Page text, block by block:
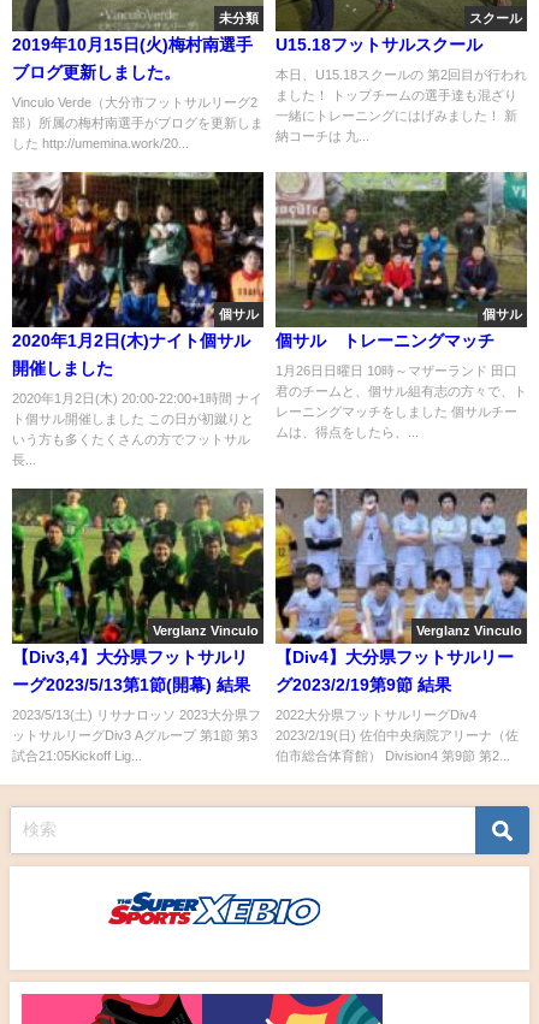
未分類
2019年10月15日(火)梅村南選手
ブログ更新しました。
Vinculo Verde（大分市フットサルリーグ2
部）所属の梅村南選手がブログを更新しま
した http://umemina.work/20...
スクール
U15.18フットサルスクール
本日、U15.18スクールの 第2回目が行われ
ました！ トップチームの選手達も混ざり
一緒にトレーニングにはげみました！ 新
納コーチは 九...
個サル
2020年1月2日(木)ナイト個サル
開催しました
2020年1月2日(木) 20:00-22:00+1時間 ナイ
ト個サル開催しました この日が初蹴りと
いう方も多くたくさんの方でフットサル
長...
個サル
個サル トレーニングマッチ
1月26日日曜日 10時～マザーランド 田口
君のチームと、個サル組有志の方々で、ト
レーニングマッチをしました 個サルチー
ムは、得点をしたら、...
Verglanz Vinculo
【Div3,4】大分県フットサルリ
ーグ2023/5/13第1節(開幕) 結果
2023/5/13(土) リサナロッソ 2023大分県フ
ットサルリーグDiv3 Aグループ 第1節 第3
試合21:05Kickoff Lig...
Verglanz Vinculo
【Div4】大分県フットサルリー
グ2023/2/19第9節 結果
2022大分県フットサルリーグDiv4
2023/2/19(日) 佐伯中央病院アリーナ（佐
伯市総合体育館） Division4 第9節 第2...